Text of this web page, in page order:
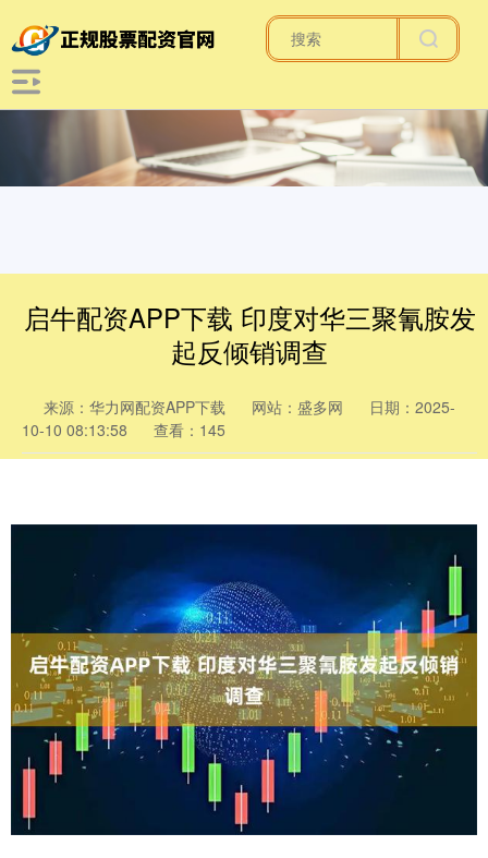
启牛配资APP下载 印度对华三聚氰胺发
起反倾销调查
来源：华力网配资APP下载 网站：盛多网
日期：2025-
10-10 08:13:58
查看：145